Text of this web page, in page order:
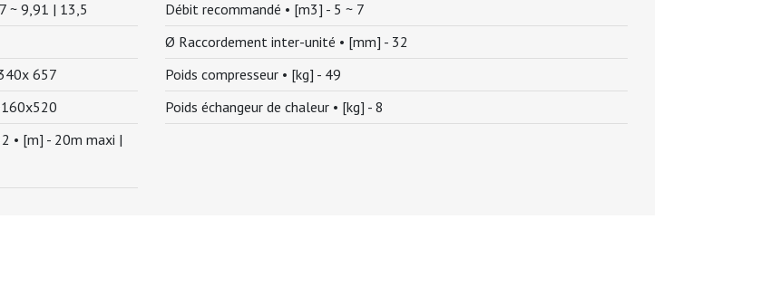
~ 9,91 | 13,5 Débit recommandé • [m3] - 5 ~ 7
Ø Raccordement inter-unité • [mm] - 32
657 Poids compresseur • [kg] - 49
Poids échangeur de chaleur • [kg] - 8
• [m] - 20m maxi |